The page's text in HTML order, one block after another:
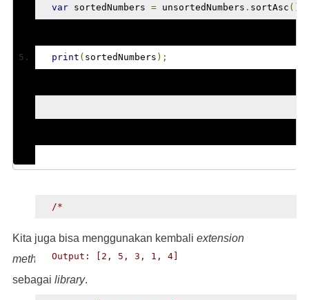
var sortedNumbers = unsortedNumbers . sortAsc ();
print ( sortedNumbers );
/*
Output: [2, 5, 3, 1, 4]
Kita juga bisa menggunakan kembali extension
method
ini di beberapa berkas yang berbeda
sebagai library.